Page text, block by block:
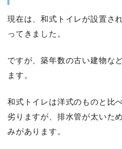
現在は、和式トイレが設置さ
ってきました。
ですが、築年数の古い建物な
ます。
和式トイレは洋式のものと比
劣りますが、排水管が太いた
みがあります。